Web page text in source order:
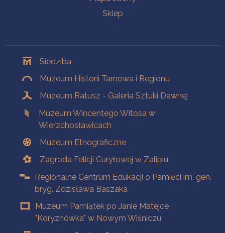
Sklep
Siedziba
Muzeum Historii Tarnowa i Regionu
Muzeum Ratusz - Galeria Sztuki Dawnej
Muzeum Wincentego Witosa w
Wierzchosławicach
Muzeum Etnograficzne
Zagroda Felicji Curyłowej w Zalipiu
Regionalne Centrum Edukacji o Pamięci im. gen.
bryg. Zdzisława Baszaka
Muzeum Pamiątek po Janie Matejce
"Koryznówka" w Nowym Wiśniczu